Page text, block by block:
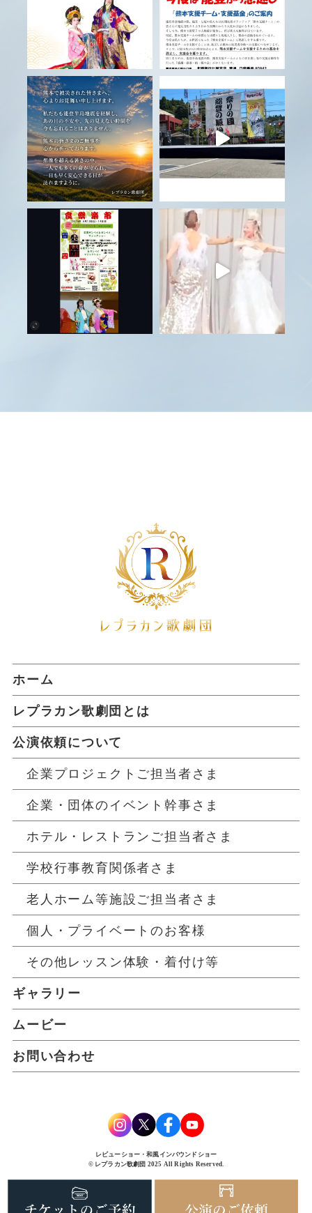
ホーム
レプラカン歌劇団とは
公演依頼について
企業プロジェクトご担当者さま
企業・団体のイベント幹事さま
ホテル・レストランご担当者さま
学校行事教育関係者さま
老人ホーム等施設ご担当者さま
個人・プライベートのお客様
その他レッスン体験・着付け等
ギャラリー
ムービー
お問い合わせ
レビューショー・和風インバウンドショー
© レプラカン歌劇団 2025 All Rights Reserved.